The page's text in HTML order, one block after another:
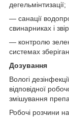
дегельмінтизації;
— санації
свинарниках і
— контролю
системах
Дозування
Вологі
відповідної
змішування
Робочі розчини